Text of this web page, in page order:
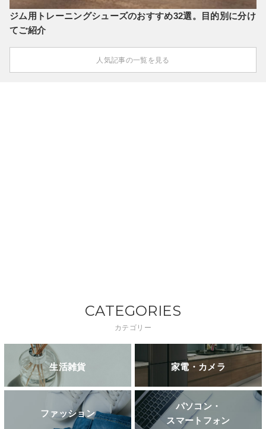
ジム用トレーニングシューズのおすすめ32選。目的別に分け
てご紹介
人気記事の一覧を見る
CATEGORIES
カテゴリー
生活雑貨 家電・カメラ
ファッション
パソコン・
スマートフォン